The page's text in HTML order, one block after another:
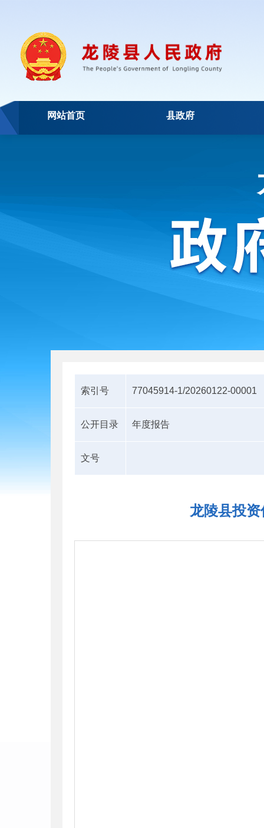
网站首页 县政府
索引号 77045914-1/20260122-00001
公开目录 年度报告
文号
龙陵县投